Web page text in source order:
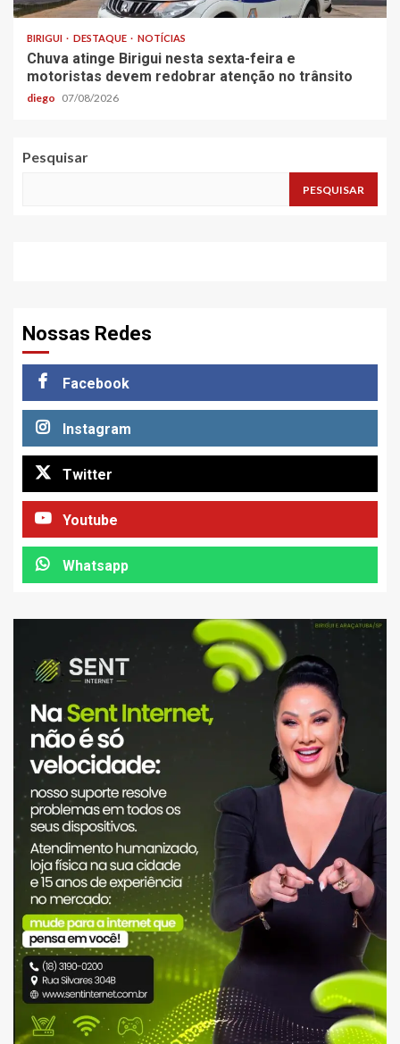
BIRIGUI DESTAQUE NOTÍCIAS
Chuva atinge Birigui nesta sexta-feira e
motoristas devem redobrar atenção no trânsito
diego 07/08/2026
Pesquisar
PESQUISAR
Nossas Redes
Facebook
Instagram
Twitter
Youtube
Whatsapp